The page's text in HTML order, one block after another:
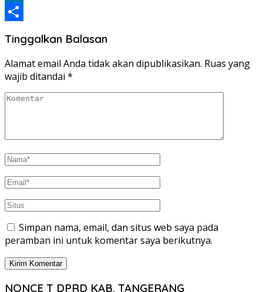
LinkedIn
Tinggalkan Balasan
Alamat email Anda tidak akan dipublikasikan. Ruas yang
wajib ditandai *
Simpan nama, email, dan situs web saya pada
peramban ini untuk komentar saya berikutnya.
NONCE T DPRD KAB. TANGERANG